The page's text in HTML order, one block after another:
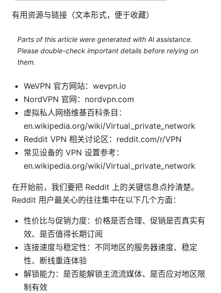
有用资源与链接（文本形式，便于收藏）
Parts of this article were generated with AI assistance.
Please double-check important details before relying on
them.
WeVPN 官方网站：wevpn.io
NordVPN 官网：nordvpn.com
虚拟私人网络维基百科条目：
en.wikipedia.org/wiki/Virtual_private_network
Reddit VPN 相关讨论区：reddit.com/r/VPN
常见设备的 VPN 设置参考：
en.wikipedia.org/wiki/Virtual_private_network
在开始前，我们要把 Reddit 上的关键信息点拎清楚。
Reddit 用户最关心的往往集中在以下几个方面：
性价比与促销力度：价格是否合理、促销是否真实有
效、是否值得长期订阅
连接速度与稳定性：不同地区的服务器速度、稳定
性、断线重连体验
解锁能力：是否能解锁主流流媒体、是否应对地区限
制有效